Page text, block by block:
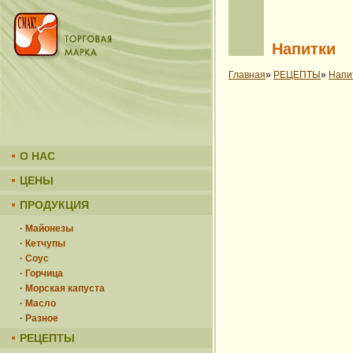
О НАС
ЦЕНЫ
ПРОДУКЦИЯ
· Майонезы
· Кетчупы
· Соус
· Горчица
· Морская капуста
· Масло
· Разное
РЕЦЕПТЫ
Напитки
Главная» РЕЦЕПТЫ »